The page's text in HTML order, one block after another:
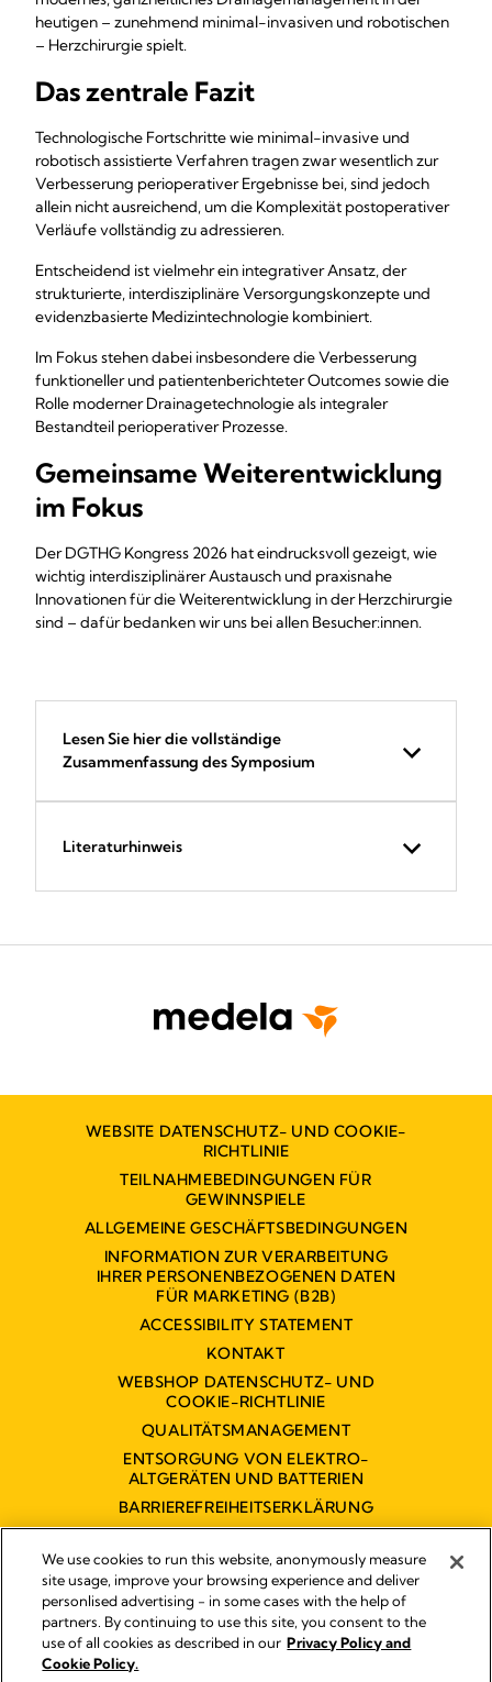
heutigen – zunehmend minimal-invasiven und robotischen
– Herzchirurgie spielt.
Das zentrale Fazit
Technologische Fortschritte wie minimal-invasive und
robotisch assistierte Verfahren tragen zwar wesentlich zur
Verbesserung perioperativer Ergebnisse bei, sind jedoch
allein nicht ausreichend, um die Komplexität postoperativer
Verläufe vollständig zu adressieren.
Entscheidend ist vielmehr ein integrativer Ansatz, der
strukturierte, interdisziplinäre Versorgungskonzepte und
evidenzbasierte Medizintechnologie kombiniert.
Im Fokus stehen dabei insbesondere die Verbesserung
funktioneller und patientenberichteter Outcomes sowie die
Rolle moderner Drainagetechnologie als integraler
Bestandteil perioperativer Prozesse.
Gemeinsame Weiterentwicklung
im Fokus
Der DGTHG Kongress 2026 hat eindrucksvoll gezeigt, wie
wichtig interdisziplinärer Austausch und praxisnahe
Innovationen für die Weiterentwicklung in der Herzchirurgie
sind – dafür bedanken wir uns bei allen Besucher:innen.
Lesen Sie hier die vollständige
Zusammenfassung des Symposium
Literaturhinweis
WEBSITE DATENSCHUTZ- UND COOKIE-
RICHTLINIE
TEILNAHMEBEDINGUNGEN FÜR
GEWINNSPIELE
ALLGEMEINE GESCHÄFTSBEDINGUNGEN
INFORMATION ZUR VERARBEITUNG
IHRER PERSONENBEZOGENEN DATEN
FÜR MARKETING (B2B)
ACCESSIBILITY STATEMENT
KONTAKT
WEBSHOP DATENSCHUTZ- UND
COOKIE-RICHTLINIE
QUALITÄTSMANAGEMENT
ENTSORGUNG VON ELEKTRO-
ALTGERÄTEN UND BATTERIEN
BARRIEREFREIHEITSERKLÄRUNG
Impressum
Rechtliche Hinweise
We use cookies to run this website, anonymously measure
site usage, improve your browsing experience and deliver
personlised advertising - in some cases with the help of
partners. By continuing to use this site, you consent to the
use of all cookies as described in our Privacy Policy and
Cookie Policy.